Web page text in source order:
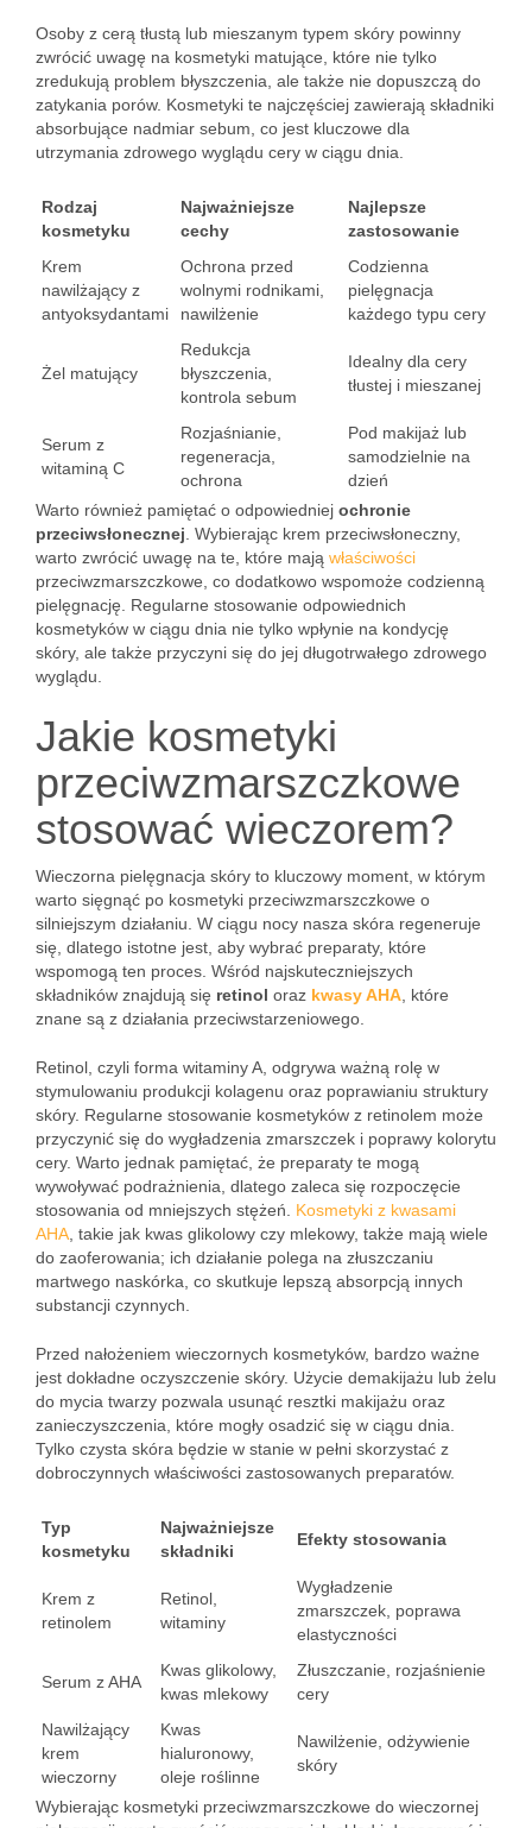
Osoby z cerą tłustą lub mieszanym typem skóry powinny
zwrócić uwagę na kosmetyki matujące, które nie tylko
zredukują problem błyszczenia, ale także nie dopuszczą do
zatykania porów. Kosmetyki te najczęściej zawierają składniki
absorbujące nadmiar sebum, co jest kluczowe dla
utrzymania zdrowego wyglądu cery w ciągu dnia.
Rodzaj
kosmetyku
Najważniejsze
cechy
Najlepsze
zastosowanie
Krem
nawilżający z
antyoksydantami
Ochrona przed
wolnymi rodnikami,
nawilżenie
Codzienna
pielęgnacja
każdego typu cery
Żel matujący
Redukcja
błyszczenia,
kontrola sebum
Idealny dla cery
tłustej i mieszanej
Serum z
witaminą C
Rozjaśnianie,
regeneracja,
ochrona
Pod makijaż lub
samodzielnie na
dzień
Warto również pamiętać o odpowiedniej ochronie
przeciwsłonecznej . Wybierając krem przeciwsłoneczny,
warto zwrócić uwagę na te, które mają właściwości
przeciwzmarszczkowe, co dodatkowo wspomoże codzienną
pielęgnację. Regularne stosowanie odpowiednich
kosmetyków w ciągu dnia nie tylko wpłynie na kondycję
skóry, ale także przyczyni się do jej długotrwałego zdrowego
wyglądu.
Jakie kosmetyki
przeciwzmarszczkowe
stosować wieczorem?
Wieczorna pielęgnacja skóry to kluczowy moment, w którym
warto sięgnąć po kosmetyki przeciwzmarszczkowe o
silniejszym działaniu. W ciągu nocy nasza skóra regeneruje
się, dlatego istotne jest, aby wybrać preparaty, które
wspomogą ten proces. Wśród najskuteczniejszych
składników znajdują się retinol oraz kwasy AHA , które
znane są z działania przeciwstarzeniowego.
Retinol, czyli forma witaminy A, odgrywa ważną rolę w
stymulowaniu produkcji kolagenu oraz poprawianiu struktury
skóry. Regularne stosowanie kosmetyków z retinolem może
przyczynić się do wygładzenia zmarszczek i poprawy kolorytu
cery. Warto jednak pamiętać, że preparaty te mogą
wywoływać podrażnienia, dlatego zaleca się rozpoczęcie
stosowania od mniejszych stężeń. Kosmetyki z kwasami
AHA , takie jak kwas glikolowy czy mlekowy, także mają wiele
do zaoferowania; ich działanie polega na złuszczaniu
martwego naskórka, co skutkuje lepszą absorpcją innych
substancji czynnych.
Przed nałożeniem wieczornych kosmetyków, bardzo ważne
jest dokładne oczyszczenie skóry. Użycie demakijażu lub żelu
do mycia twarzy pozwala usunąć resztki makijażu oraz
zanieczyszczenia, które mogły osadzić się w ciągu dnia.
Tylko czysta skóra będzie w stanie w pełni skorzystać z
dobroczynnych właściwości zastosowanych preparatów.
Typ
kosmetyku
Najważniejsze
składniki
Efekty stosowania
Krem z
retinolem
Retinol,
witaminy
Wygładzenie
zmarszczek, poprawa
elastyczności
Serum z AHA
Kwas glikolowy,
kwas mlekowy
Złuszczanie, rozjaśnienie
cery
Nawilżający
krem
wieczorny
Kwas
hialuronowy,
oleje roślinne
Nawilżenie, odżywienie
skóry
Wybierając kosmetyki przeciwzmarszczkowe do wieczornej